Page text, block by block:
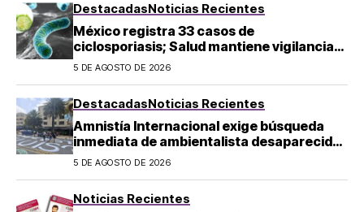
DestacadasNoticias Recientes
México registra 33 casos de
ciclosporiasis; Salud mantiene vigilancia
epidemiológica
5 DE AGOSTO DE 2026
DestacadasNoticias Recientes
Amnistía Internacional exige búsqueda
inmediata de ambientalista desaparecido
en Michoacán
5 DE AGOSTO DE 2026
Noticias Recientes